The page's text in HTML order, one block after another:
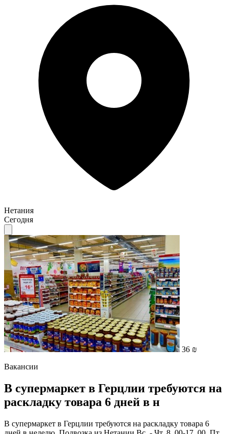
Нетания
Сегодня
36 ₪
Вакансии
В супермаркет в Герцлии требуются на
раскладку товара 6 дней в н
В супермаркет в Герцлии требуются на раскладку товара 6